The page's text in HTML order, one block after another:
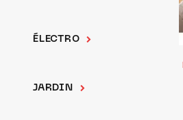
ÉLECTRO
JARDIN